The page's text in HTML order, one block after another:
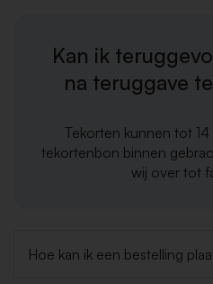
Kan ik
na teruggave
Tekorten kunnen tot
tekortenbon binnen
wij over tot
Hoe kan ik een bestelling